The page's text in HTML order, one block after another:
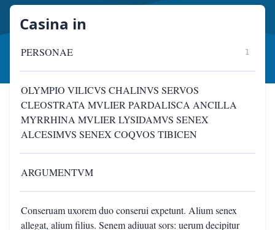
Casina in
PERSONAE 1
OLYMPIO VILICVS CHALINVS SERVOS
CLEOSTRATA MVLIER PARDALISCA ANCILLA
MYRRHINA MVLIER LYSIDAMVS SENEX
ALCESIMVS SENEX COQVOS TIBICEN
ARGUMENTVM
Conseruam uxorem duo conserui expetunt. Alium senex
allegat, alium filius. Senem adiuuat sors: uerum decipitur